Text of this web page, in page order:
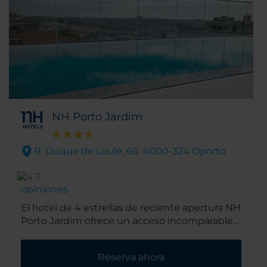
NH Porto Jardim
R. Duque de Loulé, 66. 4000-324 Oporto
opiniones
El hotel de 4 estrellas de reciente apertura NH
Porto Jardim ofrece un acceso incomparable a
interés turístico, como el mercado de Bolhão,
Reserva ahora